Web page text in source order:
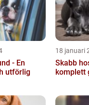
- En
utförlig
18 januari
Skabb
komplett